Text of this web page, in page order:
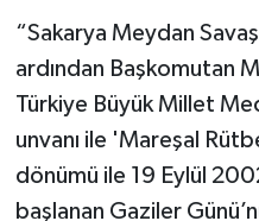
“Sakarya Meydan
ardından Başkomutan
Türkiye Büyük Millet
unvanı ile 'Mareşal
dönümü ile 19 Eylül
başlanan Gaziler